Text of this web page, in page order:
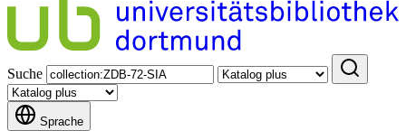
Suche
Sprache